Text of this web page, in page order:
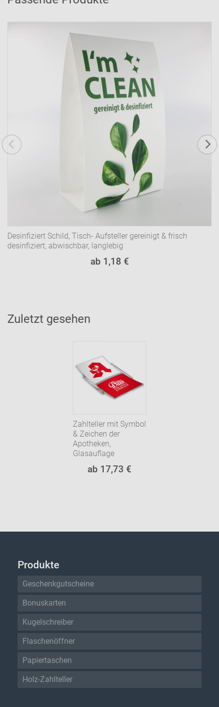
Desinfiziert Schild, Tisch- Aufsteller gereinigt & frisch
desinfiziert, abwischbar, langlebig
ab 1,18 €
Zuletzt gesehen
Zahlteller mit Symbol
& Zeichen der
Apotheken,
Glasauflage
ab 17,73 €
Produkte
Geschenkgutscheine
Bonuskarten
Kugelschreiber
Flaschenöffner
Papiertaschen
Holz-Zahlteller